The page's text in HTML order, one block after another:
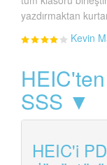
yazdırmaktan
Kevin
SSS ▼
HEIC'i